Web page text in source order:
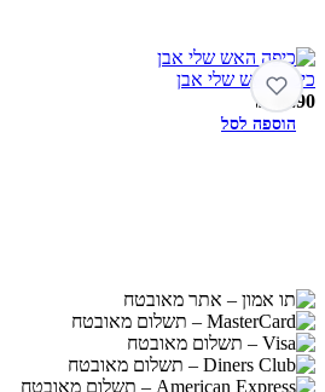
כיפה האש שלי אבן
49.90
₪
הוספה לסל